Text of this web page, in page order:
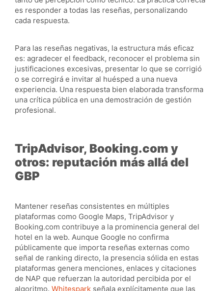
es responder a todas las reseñas, personalizando
cada respuesta.
Para las reseñas negativas, la estructura más eficaz
es: agradecer el feedback, reconocer el problema sin
justificaciones excesivas, presentar lo que se corrigió
o se corregirá e invitar al huésped a una nueva
experiencia. Una respuesta bien elaborada transforma
una crítica pública en una demostración de gestión
profesional.
TripAdvisor, Booking.com y
otros: reputación más allá del
GBP
Mantener reseñas consistentes en múltiples
plataformas como Google Maps, TripAdvisor y
Booking.com contribuye a la prominencia general del
hotel en la web. Aunque Google no confirma
públicamente que importa reseñas externas como
señal de ranking directo, la presencia sólida en estas
plataformas genera menciones, enlaces y citaciones
de NAP que refuerzan la autoridad percibida por el
algoritmo. Whitespark señala explícitamente que las